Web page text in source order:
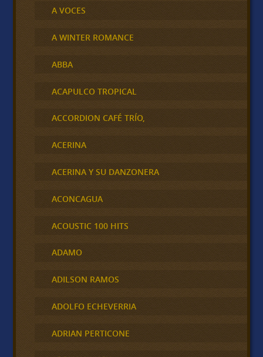
A VOCES
A WINTER ROMANCE
ABBA
ACAPULCO TROPICAL
ACCORDION CAFÉ TRÍO,
ACERINA
ACERINA Y SU DANZONERA
ACONCAGUA
ACOUSTIC 100 HITS
ADAMO
ADILSON RAMOS
ADOLFO ECHEVERRIA
ADRIAN PERTICONE